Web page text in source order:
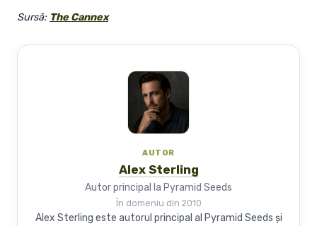
Sursă: The Cannex
AUTOR
Alex Sterling
Autor principal la Pyramid Seeds
În domeniu din 2010
Alex Sterling este autorul principal al Pyramid Seeds și